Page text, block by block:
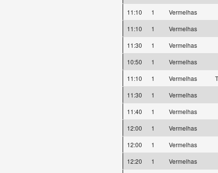
11:10
1
Vermelhas
11:10
1
Vermelhas
11:30
1
Vermelhas
10:50
1
Vermelhas
11:10
1 Vermelhas
11:30
1
Vermelhas
11:40
1
Vermelhas
12:00
1
Vermelhas
12:00
1
Vermelhas
12:20
1
Vermelhas